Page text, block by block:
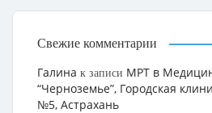
Свежие комментарии
Галина к записи МРТ в
“Черноземье”, Городская
№5, Астрахань